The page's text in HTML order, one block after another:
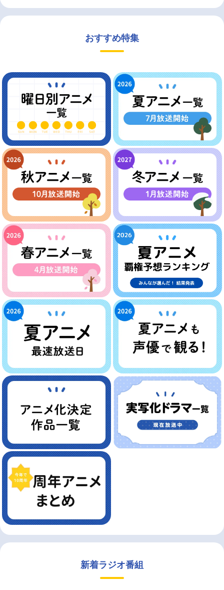
おすすめ特集
新着ラジオ番組